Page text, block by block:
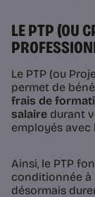
LE PTP (OU
Le PTP (ou
permet de
frais de
salaire durant
employés avec
Ainsi, le PTP
conditionnée à
désormais